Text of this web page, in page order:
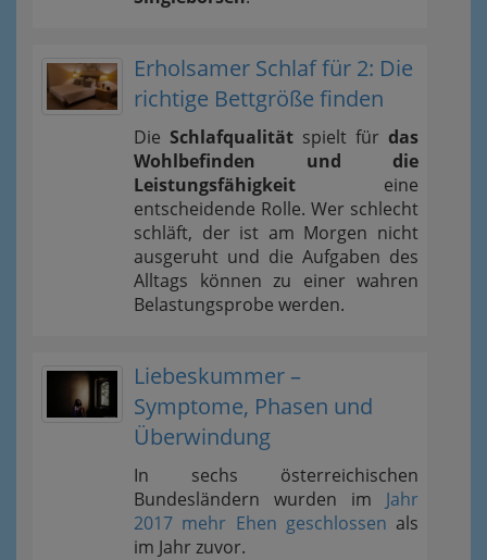
Erholsamer Schlaf für 2: Die
richtige Bettgröße finden
Die Schlafqualität spielt für das
Wohlbefinden und die
Leistungsfähigkeit eine
entscheidende Rolle. Wer schlecht
schläft, der ist am Morgen nicht
ausgeruht und die Aufgaben des
Alltags können zu einer wahren
Belastungsprobe werden.
Liebeskummer –
Symptome, Phasen und
Überwindung
In sechs österreichischen
Bundesländern wurden im Jahr
2017 mehr Ehen geschlossen als
im Jahr zuvor.